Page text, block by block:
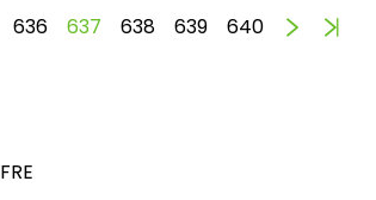
636 637 638 639 640 Vorwärts